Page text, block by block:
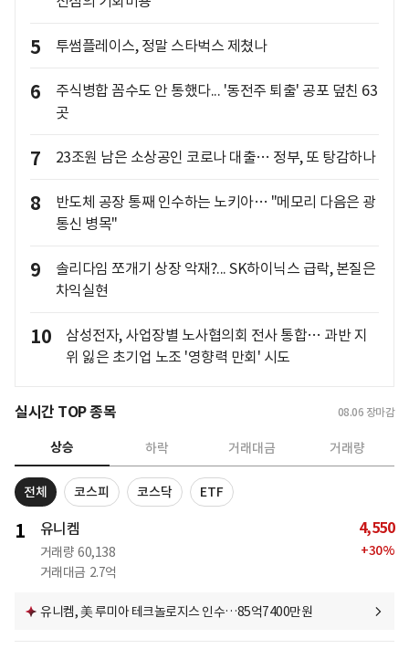
5 투썸플레이스, 정말 스타벅스 제쳤나
6
주식병합 꼼수도 안 통했다... '동전주 퇴출' 공포 덮친 63
곳
7 23조원 남은 소상공인 코로나 대출… 정부, 또 탕감하나
8
반도체 공장 통째 인수하는 노키아… "메모리 다음은 광
통신 병목"
9
솔리다임 쪼개기 상장 악재?... SK하이닉스 급락, 본질은
차익실현
10
삼성전자, 사업장별 노사협의회 전사 통합… 과반 지
위 잃은 초기업 노조 '영향력 만회' 시도
실시간 TOP 종목 08.06 장마감
상승 하락 거래대금 거래량
전체 코스피 코스닥 ETF
1 유니켐
거래량 60,138
거래대금 2.7억
4,550
+30%
유니켐, 美 루미아 테크놀로지스 인수…85억7400만원